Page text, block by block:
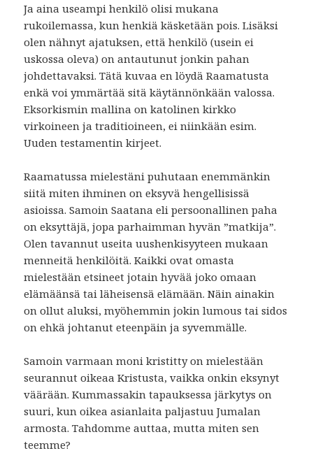
Ja aina useampi henkilö olisi mukana
rukoilemassa, kun henkiä käsketään pois. Lisäksi
olen nähnyt ajatuksen, että henkilö (usein ei
uskossa oleva) on antautunut jonkin pahan
johdettavaksi. Tätä kuvaa en löydä Raamatusta
enkä voi ymmärtää sitä käytännönkään valossa.
Eksorkismin mallina on katolinen kirkko
virkoineen ja traditioineen, ei niinkään esim.
Uuden testamentin kirjeet.
Raamatussa mielestäni puhutaan enemmänkin
siitä miten ihminen on eksyvä hengellisissä
asioissa. Samoin Saatana eli persoonallinen paha
on eksyttäjä, jopa parhaimman hyvän ”matkija”.
Olen tavannut useita uushenkisyyteen mukaan
menneitä henkilöitä. Kaikki ovat omasta
mielestään etsineet jotain hyvää joko omaan
elämäänsä tai läheisensä elämään. Näin ainakin
on ollut aluksi, myöhemmin jokin lumous tai sidos
on ehkä johtanut eteenpäin ja syvemmälle.
Samoin varmaan moni kristitty on mielestään
seurannut oikeaa Kristusta, vaikka onkin eksynyt
väärään. Kummassakin tapauksessa järkytys on
suuri, kun oikea asianlaita paljastuu Jumalan
armosta. Tahdomme auttaa, mutta miten sen
teemme?